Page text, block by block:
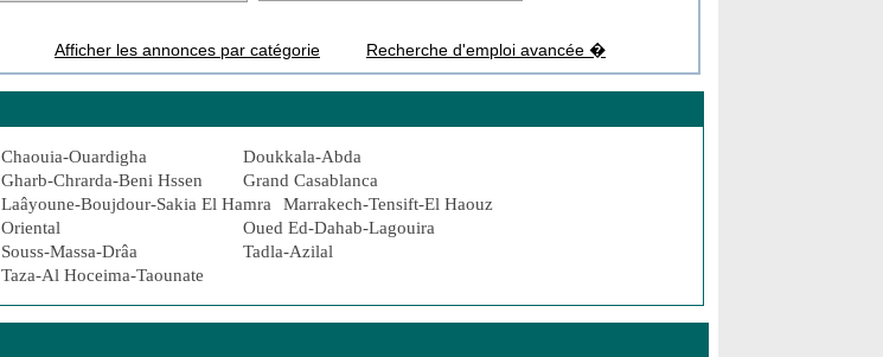
Afficher les annonces par catégorie Recherche d'emploi avancée �
Chaouia-Ouardigha
Doukkala-Abda
Gharb-Chrarda-Beni Hssen
Grand Casablanca
Laâyoune-Boujdour-Sakia El Hamra
Marrakech-Tensift-El Haouz
Oriental
Oued Ed-Dahab-Lagouira
Souss-Massa-Drâa
Tadla-Azilal
Taza-Al Hoceima-Taounate